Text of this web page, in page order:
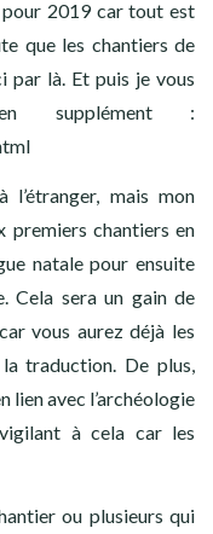
pour 2019 car tout est
que les chantiers de
par là. Et puis je vous
supplément :
mais mon
premiers chantiers en
natale pour ensuite
Cela sera un gain de
vous aurez déjà les
traduction. De plus,
lien avec l’archéologie
à cela car les
ou plusieurs qui